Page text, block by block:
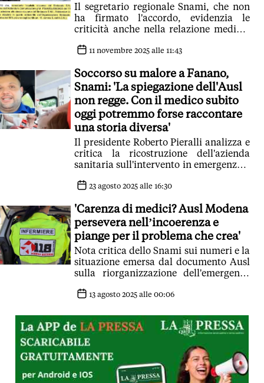
Il segretario regionale Snami, che non
ha firmato l'accordo, evidenzia le
criticità anche nella relazione medico-
11 novembre 2025 alle 11:43
Soccorso su malore a Fanano,
Snami: 'La spiegazione dell'Ausl
non regge. Con il medico subito
oggi potremmo forse raccontare
una storia diversa'
Il presidente Roberto Pieralli analizza e
critica la ricostruzione dell'azienda
sanitaria sull'intervento in emergenza a
solo infermiere non può bastare, e le
corrette'
23 agosto 2025 alle 16:30
'Carenza di medici? Ausl Modena
persevera nell’incoerenza e
piange per il problema che crea'
Nota critica dello Snami sui numeri e la
situazione emersa dal documento Ausl
sulla riorganizzazione dell'emergenza
13 agosto 2025 alle 00:06